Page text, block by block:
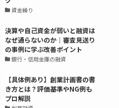
資金繰り
決算や自己資金が弱いと融資は
なぜ通らないのか｜審査見送り
の事例に学ぶ改善ポイント
銀行・信用金庫の融資
【具体例あり】創業計画書の書
き方とは？評価基準やNG例も
プロ解説